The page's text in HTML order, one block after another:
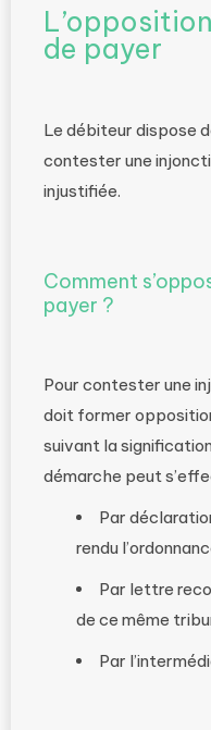
de payer
Le débiteur dispose
contester une
injustifiée.
Comment
payer ?
Pour contester une
doit former
suivant la
démarche peut
Par
rendu
Par lettre
de ce même
Par